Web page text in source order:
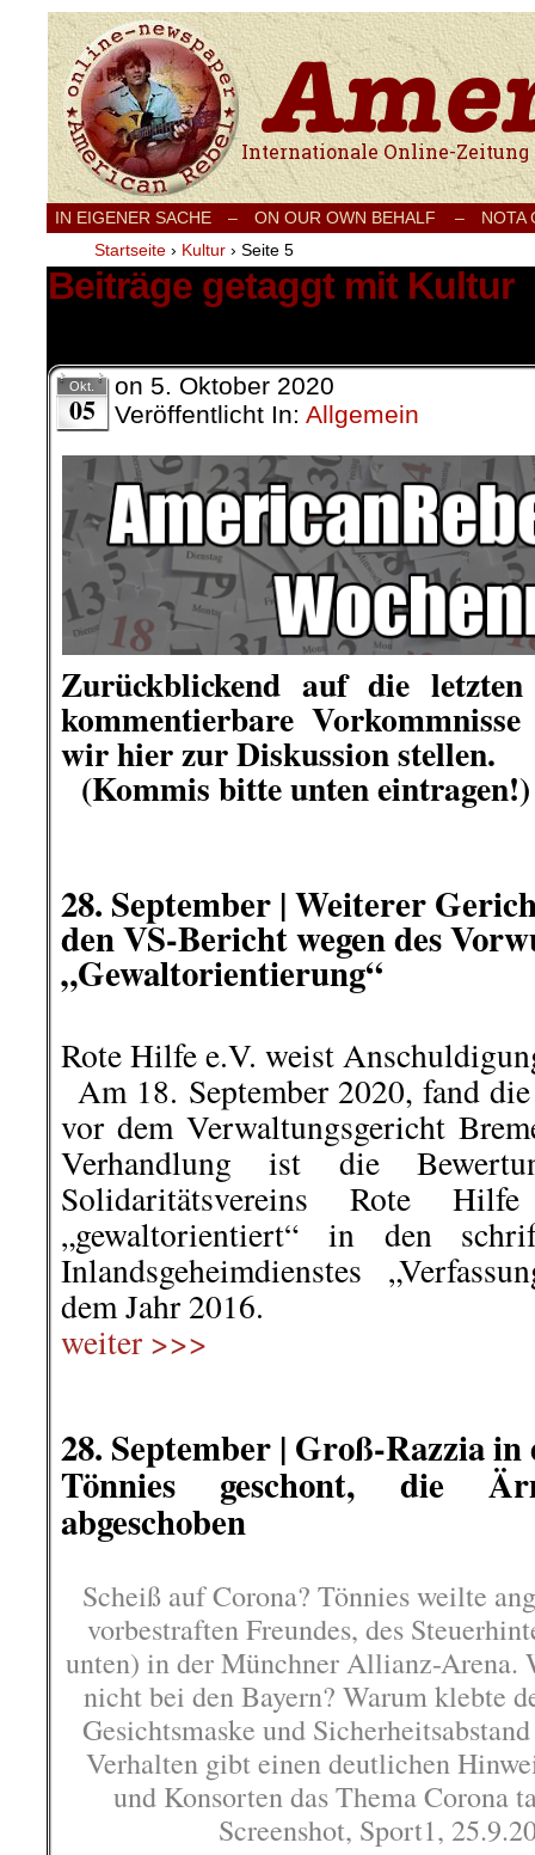
Internationale Onlinezeitung für Frieden,
IN EIGENER SACHE – ON OUR OWN BEHALF –
NOTA
Startseite › Kultur › Seite 5
Beiträge getaggt mit Kultur
Okt.
05
on 5. Oktober 2020
Veröffentlicht In: Allgemein
Zurückblickend auf die
kommentierbare
wir hier zur Diskussion stellen.
(Kommis bitte unten eintragen!)
28. September |Weiterer
den VS-Bericht wegen des
„Gewaltorientierung“
Rote Hilfe e.V. weist
Am 18. September 2020, fand
vor dem Verwaltungsgericht
Verhandlung ist die
Solidaritätsvereins Rote
„gewaltorientiert“ in den
Inlandsgeheimdienstes
dem Jahr 2016.
weiter >>>
28. September | Groß-Razzia
Tönnies geschont, die
abgeschoben
Scheiß auf Corona? Tönnies weilte
vorbestraften Freundes, des
unten) in der Münchner Allianz-Arena.
nicht bei den Bayern? Warum klebte
Gesichtsmaske und
Verhalten gibt einen deutlichen
und Konsorten das Thema Corona
Screenshot, Sport1,